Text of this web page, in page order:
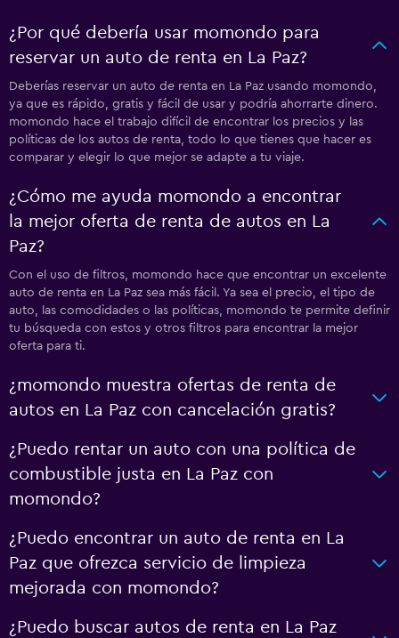
¿Por qué debería usar momondo para
reservar un auto de renta en La Paz?
Deberías reservar un auto de renta en La Paz usando momondo,
ya que es rápido, gratis y fácil de usar y podría ahorrarte dinero.
momondo hace el trabajo difícil de encontrar los precios y las
políticas de los autos de renta, todo lo que tienes que hacer es
comparar y elegir lo que mejor se adapte a tu viaje.
¿Cómo me ayuda momondo a encontrar
la mejor oferta de renta de autos en La
Paz?
Con el uso de filtros, momondo hace que encontrar un excelente
auto de renta en La Paz sea más fácil. Ya sea el precio, el tipo de
auto, las comodidades o las políticas, momondo te permite definir
tu búsqueda con estos y otros filtros para encontrar la mejor
oferta para ti.
¿momondo muestra ofertas de renta de
autos en La Paz con cancelación gratis?
¿Puedo rentar un auto con una política de
combustible justa en La Paz con
momondo?
¿Puedo encontrar un auto de renta en La
Paz que ofrezca servicio de limpieza
mejorada con momondo?
¿Puedo buscar autos de renta en La Paz